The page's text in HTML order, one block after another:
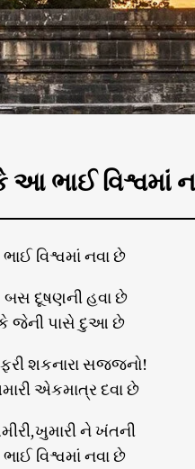
આ ભાઈ વિશ્વમાં
વિશ્વમાં નવા છે
બસ દૂષણની હવા છે
જેની પાસે દુઆ છે
શકનારા સજ્જનો!
એકમાત્ર દવા છે
ને ખંતની
વિશ્વમાં નવા છે